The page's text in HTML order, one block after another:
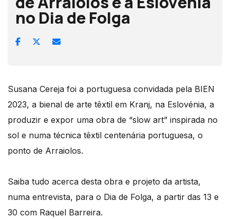
no Dia de Folga
Susana Cereja foi a portuguesa convidada pela BIEN
2023, a bienal de arte têxtil em Kranj, na Eslovénia, a
produzir e expor uma obra de “slow art” inspirada no
sol e numa técnica têxtil centenária portuguesa, o
ponto de Arraiolos.
Saiba tudo acerca desta obra e projeto da artista,
numa entrevista, para o Dia de Folga, a partir das 13 e
30 com Raquel Barreira.